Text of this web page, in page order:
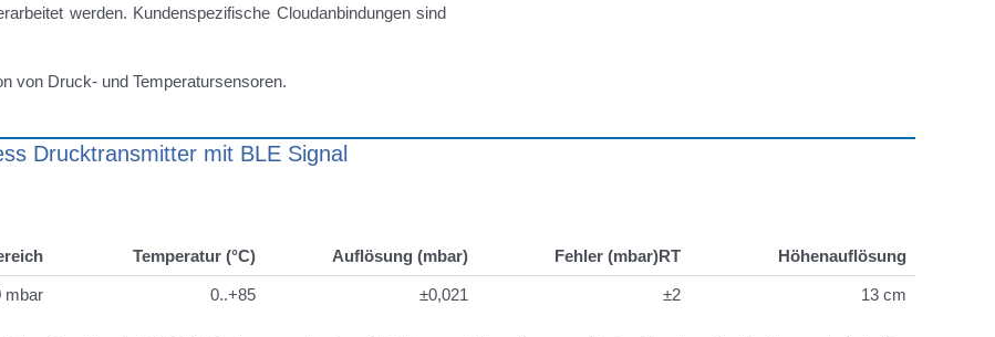
werden. Kundenspezifische Cloudanbindungen sind
von Druck- und Temperatursensoren.
Drucktransmitter mit BLE Signal
Temperatur (°C) Auflösung (mbar) Fehler (mbar)RT Höhenauflösung
mbar 0..+85 ±0,021 ±2 13 cm